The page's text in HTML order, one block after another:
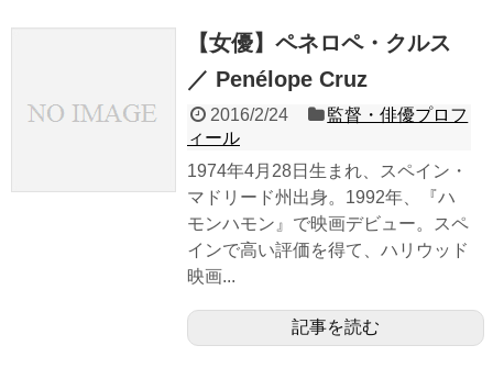
【女優】ペネロペ・クルス
／ Penélope Cruz
2016/2/24
監督・俳優プロフ
ィール
1974年4月28日生まれ、スペイン・
マドリード州出身。1992年、『ハ
モンハモン』で映画デビュー。スペ
インで高い評価を得て、ハリウッド
映画...
記事を読む